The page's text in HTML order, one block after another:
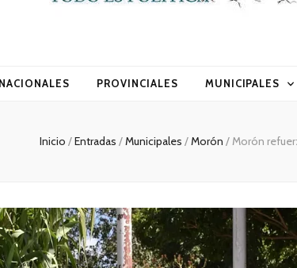
(rosca)
NACIONALES PROVINCIALES MUNICIPALES
Inicio /Entradas /Municipales /Morón /Morón